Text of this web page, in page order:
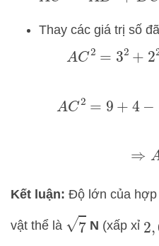
Thay các giá trị số
AC2 =3 2+ 2
⇒
Kết luận: Độ lớn của
vật thể là 7 N (xấp xỉ 2,